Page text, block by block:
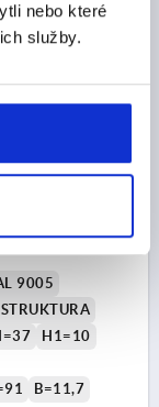
nebo které
služby.
ČERNÁ
9005
H1=10
B=11,7